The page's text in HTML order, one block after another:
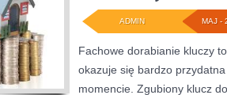
MAJ -
ADMIN
Fachowe dorabianie kluczy
okazuje się bardzo
momencie. Zgubiony klucz